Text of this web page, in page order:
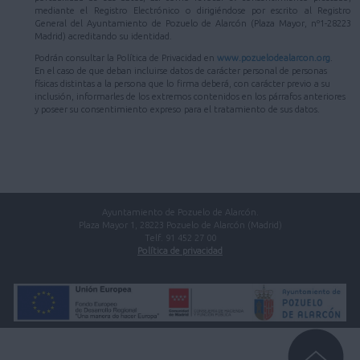
mediante el Registro Electrónico o dirigiéndose por escrito al Registro
General del Ayuntamiento de Pozuelo de Alarcón (Plaza Mayor, nº1-28223
Madrid) acreditando su identidad.
Podrán consultar la Política de Privacidad en www.pozuelodealarcon.org
En el caso de que deban incluirse datos de carácter personal de personas
físicas distintas a la persona que lo firma deberá, con carácter previo a su
inclusión, informarles de los extremos contenidos en los párrafos anteriores
y poseer su consentimiento expreso para el tratamiento de sus datos.
Ayuntamiento de Pozuelo de Alarcón.
Plaza Mayor 1, 28223 Pozuelo de Alarcón (Madrid)
Telf. 91 452 27 00
Política de privacidad